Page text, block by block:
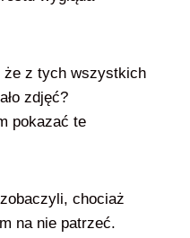
że z tych wszystkich
zdjęć?
pokazać te
chociaż
na nie patrzeć.